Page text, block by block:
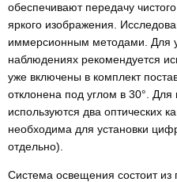
обеспечивают передачу
яркого изображения.
иммерсионным методами. Для
наблюдениях рекомендуется
уже включены в комплект
отклонена под углом в 30°.
используются два оптических
необходима для установки
отдельно).
Система освещения состоит из